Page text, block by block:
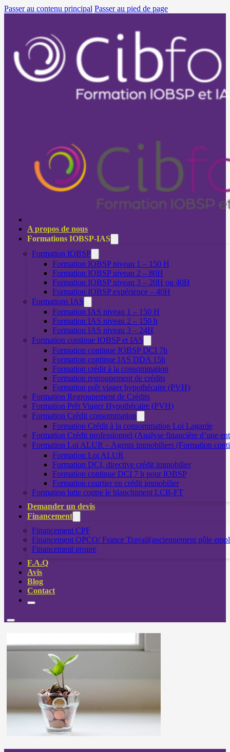
Passer au contenu principal Passer au pied de page
A propos de nous
Formations IOBSP-IAS
Formation IOBSP
Formation IOBSP niveau 1 – 150 H
Formation IOBSP niveau 2 – 80H
Formation IOBSP niveau 3 – 20H ou 40H
Formation IOBSP expérience – 40H
Formations IAS
Formation IAS niveau 1 – 150 H
Formation IAS niveau 2 – 150 h
Formation IAS niveau 3 – 24H
Formation continue IOBSP et IAS
Formation continue IOBSP DCI 7h
Formation continue IAS DDA 15h
Formation crédit à la consommation
Formation regroupement de crédits
Formation prêt viager hypothécaire (PVH)
Formation Regroupement de Crédits
Formation Prêt Viager Hypothécaire (PVH)
Formation Crédit consommation
Formation Crédit à la consommation Loi Lagarde
Formation Crédit professionnel (Analyse financière d’une
Formation Loi ALUR – Agents immobiliers (Formation
Formation Loi ALUR
Formation DCI, directive crédit immobilier
Formation continue DCI 7 h pour IOBSP
Formation courtier en crédit immobilier
Formation lutte contre le blanchiment LCB-FT
Demander un devis
Financement
Financement CPF
Financement OPCO/ France Travail(anciennement pôle
Financement propre
F.A.Q
Avis
Blog
Contact